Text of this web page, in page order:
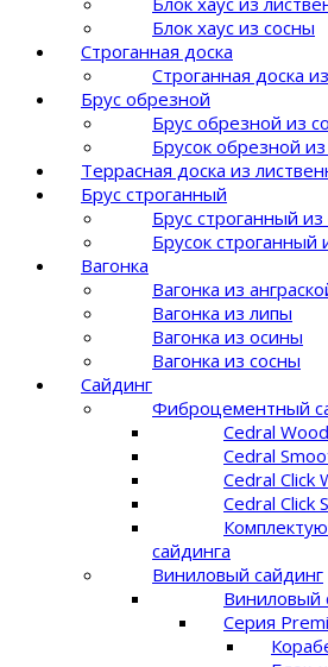
Блок хаус из сосны
Строганная доска
Строганная доска
Брус обрезной
Брус обрезной из
Брусок обрезной
Террасная доска из
Брус строганный
Брус строганный из
Брусок строганный
Вагонка
Вагонка из
Вагонка из липы
Вагонка из осины
Вагонка из сосны
Сайдинг
Фиброцементный
Cedral Wood
Cedral
Cedral Click
Cedral Click
сайдинга
Виниловый сайдинг
Виниловый
Серия